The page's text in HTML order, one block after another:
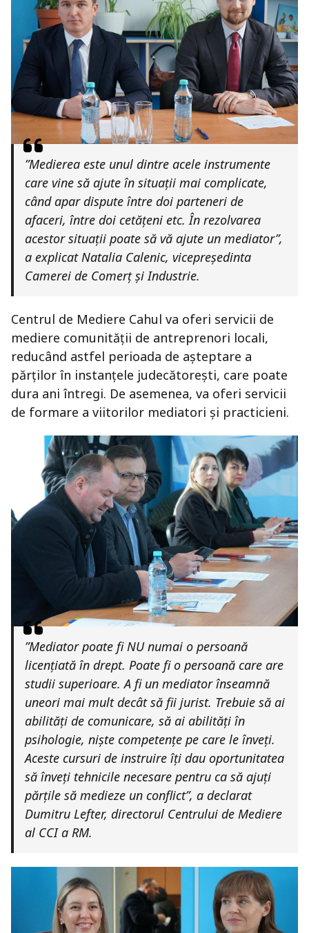
”Medierea este unul dintre acele instrumente
care vine să ajute în situații mai complicate,
când apar dispute între doi parteneri de
afaceri, între doi cetățeni etc. În rezolvarea
acestor situații poate să vă ajute un mediator”,
a explicat Natalia Calenic, vicepreşedinta
Camerei de Comerț și Industrie.
Centrul de Mediere Cahul va oferi servicii de
mediere comunității de antreprenori locali,
reducând astfel perioada de așteptare a
părților în instanțele judecătorești, care poate
dura ani întregi. De asemenea, va oferi servicii
de formare a viitorilor mediatori și practicieni.
”Mediator poate fi NU numai o persoană
licențiată în drept. Poate fi o persoană care are
studii superioare. A fi un mediator înseamnă
uneori mai mult decât să fii jurist. Trebuie să ai
abilități de comunicare, să ai abilități în
psihologie, niște competențe pe care le înveți.
Aceste cursuri de instruire îți dau oportunitatea
să înveți tehnicile necesare pentru ca să ajuți
părțile să medieze un conflict”, a declarat
Dumitru Lefter, directorul Centrului de Mediere
al CCI a RM.